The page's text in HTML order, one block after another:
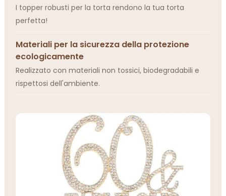
I topper robusti per la torta rendono la tua torta
perfetta!
Materiali per la sicurezza della protezione
ecologicamente
Realizzato con materiali non tossici, biodegradabili e
rispettosi dell'ambiente.